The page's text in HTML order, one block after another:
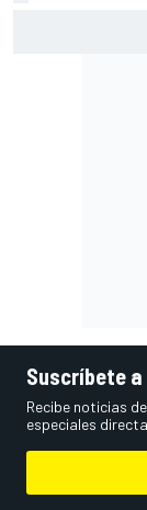
Suscríbete
Recibe noticias
especiales